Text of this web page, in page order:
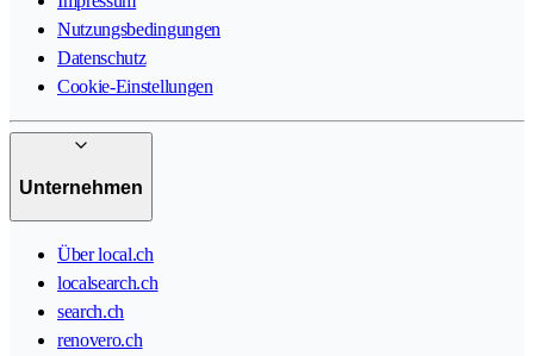
Nutzungsbedingungen
Datenschutz
Cookie-Einstellungen
Unternehmen
Über local.ch
localsearch.ch
search.ch
renovero.ch